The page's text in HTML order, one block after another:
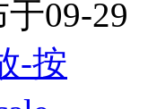
09-29